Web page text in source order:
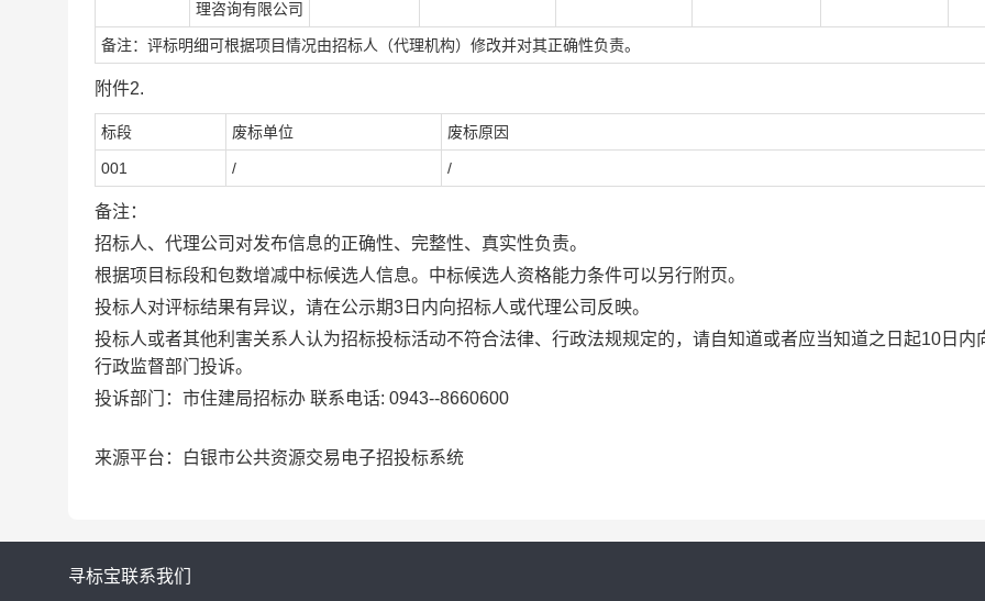
理咨询有限公司
备注： 评标明细可根据项目情况由招标人（代理机构）修改并对其正确性负责。
附件2.
标段 废标单位 废标原因
001 / /
备注：
招标人、代理公司对发布信息的正确性、完整性、真实性负责。
根据项目标段和包数增减中标候选人信息。中标候选人资格能力条件可以另行附页。
投标人对评标结果有异议，请在公示期3日内向招标人或代理公司反映。
投标人或者其他利 害关系人认为招标投标活动不符合法律、行政法规规定的，请自知道或者应当知道之日起10 日内
行政监督部门投诉。
投诉部门：市住建局招标办 联系电话: 0943--8660600
来源平台：白银市公共资源交易电子招投标系统
寻标宝联系我们